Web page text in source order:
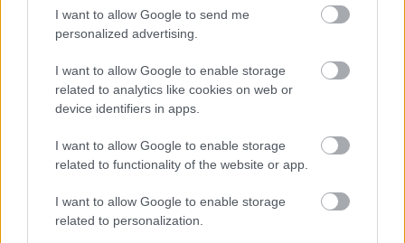
I want to allow Google to send me
personalized advertising.
I want to allow Google to enable storage
related to analytics like cookies on web or
device identifiers in apps.
I want to allow Google to enable storage
related to functionality of the website or app.
I want to allow Google to enable storage
related to personalization.
amennyiben egy általános célú MI-modell
a releváns
szolgáltató bejelentést tesz erről a
Bizottságnak: